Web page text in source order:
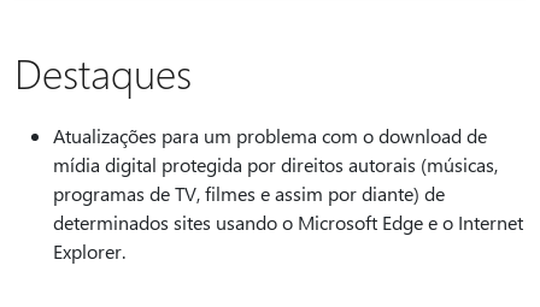
Destaques
Atualizações para um problema com o download de
mídia digital protegida por direitos autorais (músicas,
programas de TV, filmes e assim por diante) de
determinados sites usando o Microsoft Edge e o Internet
Explorer.